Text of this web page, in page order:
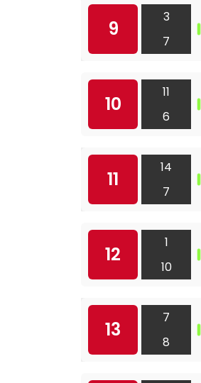
9
3
7
10
11
6
11
14
7
12
1
10
13
7
8